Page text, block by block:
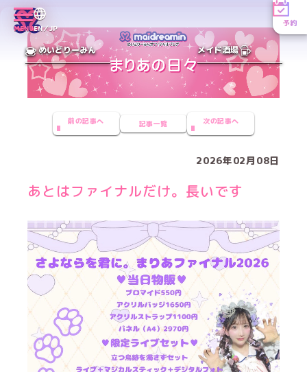
MENUEN／JP
予約
めいどりーみん メイド酒場
前の記事へ 記事一覧 次の記事へ
2026年02月08日
あとはファイナルだけ。長いです